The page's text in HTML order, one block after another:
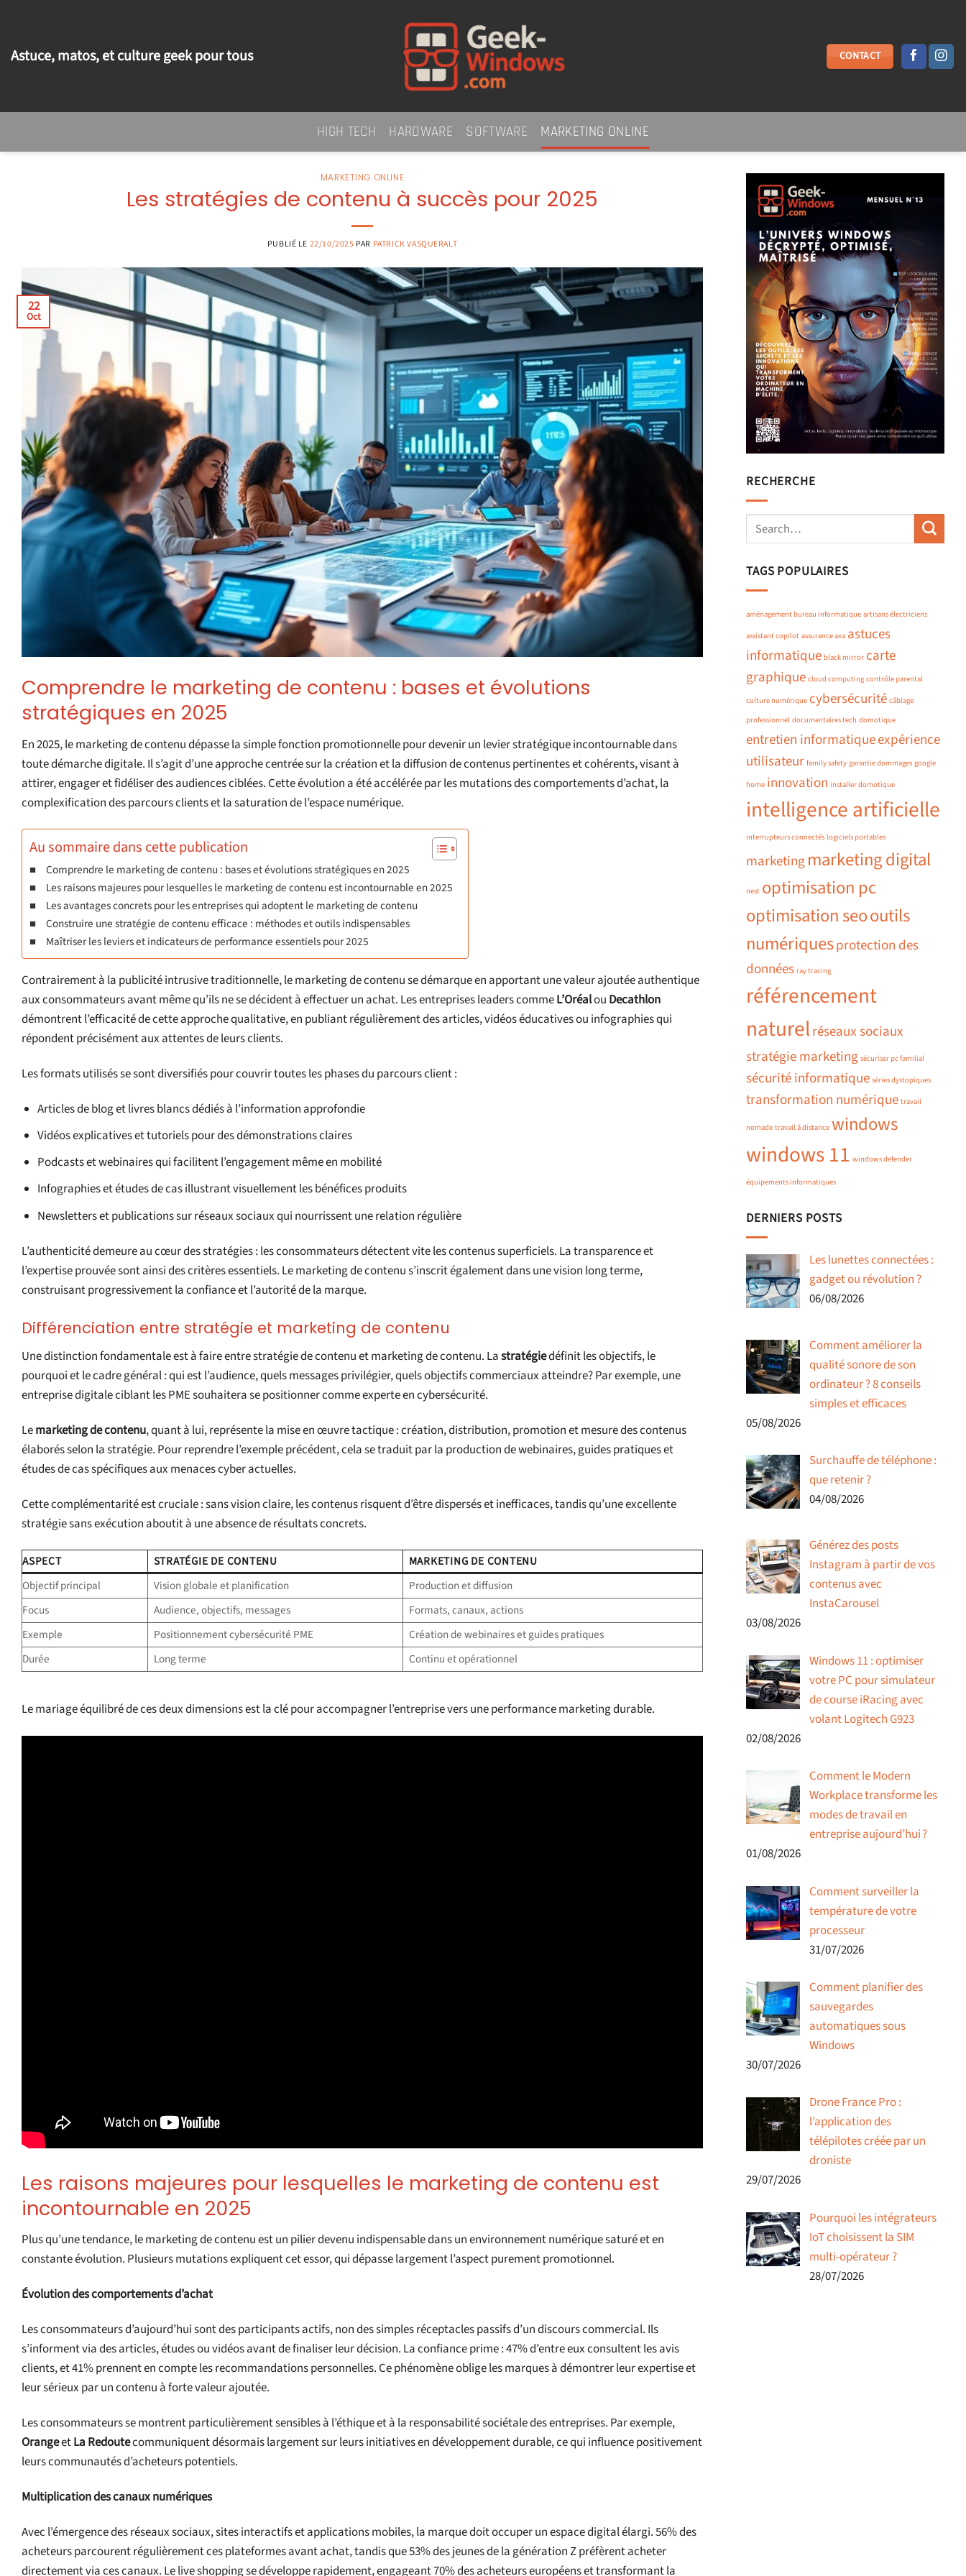
contenu
Astuce, matos, et culture geek pour tous CONTACT
HIGH TECH HARDWARE SOFTWARE MARKETING ONLINE
MARKETING ONLINE
Les stratégies de contenu à succès pour 2025
PUBLIÉ LE 22/10/2025 PAR PATRICK VASQUERALT
22
Oct
Comprendre le marketing de contenu : bases et évolutions
stratégiques en 2025
En 2025, le marketing de contenu dépasse la simple fonction promotionnelle pour devenir un levier stratégique incontournable dans
toute démarche digitale. Il s’agit d’une approche centrée sur la création et la diffusion de contenus pertinentes et cohérents, visant à
attirer, engager et fidéliser des audiences ciblées. Cette évolution a été accélérée par les mutations des comportements d’achat, la
complexification des parcours clients et la saturation de l’espace numérique.
Au sommaire dans cette publication
Comprendre le marketing de contenu : bases et évolutions stratégiques en 2025
Les raisons majeures pour lesquelles le marketing de contenu est incontournable en 2025
Les avantages concrets pour les entreprises qui adoptent le marketing de contenu
Construire une stratégie de contenu efficace : méthodes et outils indispensables
Maîtriser les leviers et indicateurs de performance essentiels pour 2025
Contrairement à la publicité intrusive traditionnelle, le marketing de contenu se démarque en apportant une valeur ajoutée authentique
aux consommateurs avant même qu’ils ne se décident à effectuer un achat. Les entreprises leaders commeL’Oréalou Decathlon
démontrent l’efficacité de cette approche qualitative, en publiant régulièrement des articles, vidéos éducatives ou infographies qui
répondent précisément aux attentes de leurs clients.
Les formats utilisés se sont diversifiés pour couvrir toutes les phases du parcours client :
Articles de blog et livres blancs dédiés à l’information approfondie
Vidéos explicatives et tutoriels pour des démonstrations claires
Podcasts et webinaires qui facilitent l’engagement même en mobilité
Infographies et études de cas illustrant visuellement les bénéfices produits
Newsletters et publications sur réseaux sociaux qui nourrissent une relation régulière
L’authenticité demeure au cœur des stratégies : les consommateurs détectent vite les contenus superficiels. La transparence et
l’expertise prouvée sont ainsi des critères essentiels. Le marketing de contenu s’inscrit également dans une vision long terme,
construisant progressivement la confiance et l’autorité de la marque.
Différenciation entre stratégie et marketing de contenu
Une distinction fondamentale est à faire entre stratégie de contenu et marketing de contenu. Lastratégiedéfinit les objectifs, le
pourquoi et le cadre général : qui est l’audience, quels messages privilégier, quels objectifs commerciaux atteindre? Par exemple, une
entreprise digitale ciblant les PME souhaitera se positionner comme experte en cybersécurité.
Lemarketing de contenu, quant à lui, représente la mise en œuvre tactique : création, distribution, promotion et mesure des contenus
élaborés selon la stratégie. Pour reprendre l’exemple précédent, cela se traduit par la production de webinaires, guides pratiques et
études de cas spécifiques aux menaces cyber actuelles.
Cette complémentarité est cruciale : sans vision claire, les contenus risquent d’être dispersés et inefficaces, tandis qu’une excellente
stratégie sans exécution aboutit à une absence de résultats concrets.
ASPECT STRATÉGIE DE CONTENU
MARKETING DE CONTENU
Objectif principal
Vision globale et planification
Production et diffusion
Focus
Audience, objectifs, messages
Formats, canaux, actions
Exemple
Positionnement cybersécurité PME
Création de webinaires et guides pratiques
Durée
Long terme Continu et opérationnel
Le mariage équilibré de ces deux dimensions est la clé pour accompagner l’entreprise vers une performance marketing durable.
Les raisons majeures pour lesquelles le marketing de contenu est
incontournable en 2025
Plus qu’une tendance, le marketing de contenu est un pilier devenu indispensable dans un environnement numérique saturé et en
constante évolution. Plusieurs mutations expliquent cet essor, qui dépasse largement l’aspect purement promotionnel.
Évolution des comportements d’achat
Les consommateurs d’aujourd’hui sont des participants actifs, non des simples réceptacles passifs d’un discours commercial. Ils
s’informent via des articles, études ou vidéos avant de finaliser leur décision. La confiance prime : 47% d’entre eux consultent les avis
clients, et 41% prennent en compte les recommandations personnelles. Ce phénomène oblige les marques à démontrer leur expertise et
leur sérieux par un contenu à forte valeur ajoutée.
Les consommateurs se montrent particulièrement sensibles à l’éthique et à la responsabilité sociétale des entreprises. Par exemple,
OrangeetLa Redoutecommuniquent désormais largement sur leurs initiatives en développement durable, ce qui influence positivement
leurs communautés d’acheteurs potentiels.
Multiplication des canaux numériques
Avec l’émergence des réseaux sociaux, sites interactifs et applications mobiles, la marque doit occuper un espace digital élargi. 56% des
acheteurs parcourent régulièrement ces plateformes avant achat, tandis que 53% des jeunes de la génération Z préfèrent acheter
directement via ces canaux. Le live shopping se développe rapidement, engageant 70% des acheteurs européens et transformant la
RECHERCHE
TAGS POPULAIRES
aménagement bureau informatique artisans électriciens
assistant copilot assurance axa astuces
informatique black mirror carte
graphique cloud computing contrôle parental
culture numérique cybersécurité câblage
professionnel documentaires tech domotique
entretien informatiqueexpérience
utilisateur family safety garantie dommages google
home innovation installer domotique
intelligence artificielle
interrupteurs connectés logiciels portables
marketingmarketing digital
nest optimisation pc
optimisation seooutils
numériquesprotection des
données ray tracing
référencement
naturelréseaux sociaux
stratégie marketing sécuriser pc familial
sécurité informatique séries dystopiques
transformation numérique travail
nomade travail à distance windows
windows 11 windows defender
équipements informatiques
DERNIERS POSTS
Les lunettes connectées :
gadget ou révolution ?
06/08/2026
Comment améliorer la
qualité sonore de son
ordinateur ? 8 conseils
simples et efficaces
05/08/2026
Surchauffe de téléphone :
que retenir ?
04/08/2026
Générez des posts
Instagram à partir de vos
contenus avec
InstaCarousel
03/08/2026
Windows 11 : optimiser
votre PC pour simulateur
de course iRacing avec
volant Logitech G923
02/08/2026
Comment le Modern
Workplace transforme les
modes de travail en
entreprise aujourd’hui ?
01/08/2026
Comment surveiller la
température de votre
processeur
31/07/2026
Comment planifier des
sauvegardes
automatiques sous
Windows
30/07/2026
Drone France Pro :
l’application des
télépilotes créée par un
droniste
29/07/2026
Pourquoi les intégrateurs
IoT choisissent la SIM
multi-opérateur ?
28/07/2026